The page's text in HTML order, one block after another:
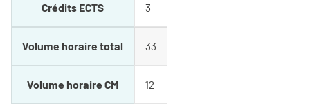
Crédits ECTS 3
Volume horaire total 33
Volume horaire CM 12